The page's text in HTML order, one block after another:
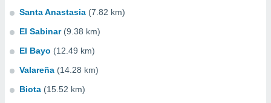
Santa Anastasia (7.82 km)
El Sabinar (9.38 km)
El Bayo (12.49 km)
Valareña (14.28 km)
Biota (15.52 km)